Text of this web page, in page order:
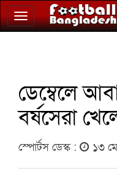
Toggle
navigation
ডেম্বেলে
বর্ষসেরা
স্পোর্টস ডেস্ক : ১৩